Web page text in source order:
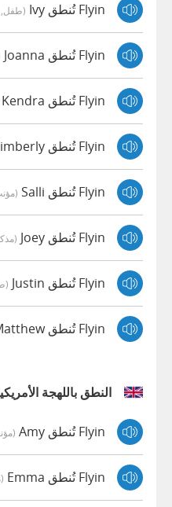
Flyin تُنطق Ivy (طفل,
Flyin تُنطق Joanna
Flyin تُنطق Kendra
Flyin تُنطق Kimberly
Flyin تُنطق Salli
Flyin تُنطق Joey
Flyin تُنطق Justin
Flyin تُنطق Matthew
النطق باللهجة
Flyin تُنطق Amy
Flyin تُنطق Emma